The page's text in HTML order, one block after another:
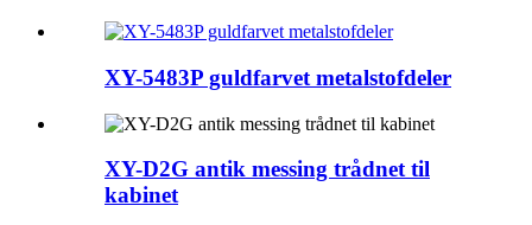
XY-5483P guldfarvet metalstofdeler
XY-D2G antik messing trådnet til
kabinet